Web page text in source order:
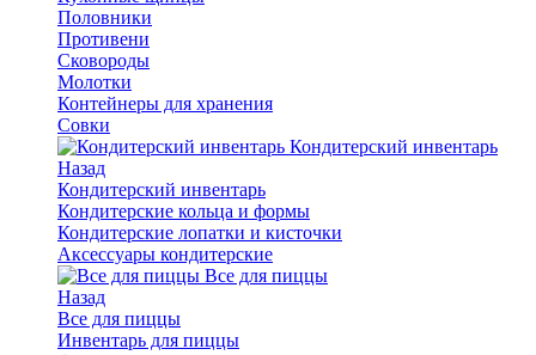
Половники
Противени
Сковороды
Молотки
Контейнеры для хранения
Совки
Кондитерский инвентарь
Назад
Кондитерский инвентарь
Кондитерские кольца и формы
Кондитерские лопатки и кисточки
Аксессуары кондитерские
Все для пиццы
Назад
Все для пиццы
Инвентарь для пиццы